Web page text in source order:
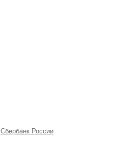
Сбербанк России